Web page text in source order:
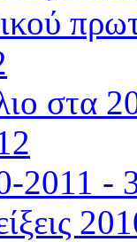
στα
2011 -